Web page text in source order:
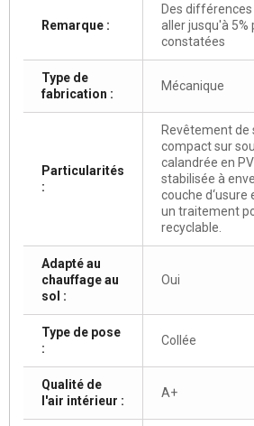
Remarque :
Des
aller jusqu'à 5%
constatées
Type de
fabrication :
Mécanique
Particularités
:
Revêtement de
compact sur
calandrée en
stabilisée à
couche
un traitement
recyclable.
Adapté au
chauffage au
sol :
Oui
Type de pose
:
Collée
Qualité de
l'air intérieur :
A+